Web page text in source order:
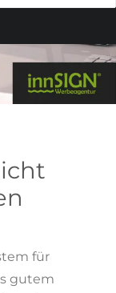
für
gutem